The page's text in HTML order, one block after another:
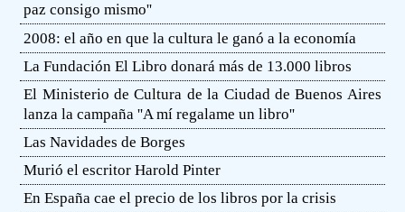
paz consigo mismo''
2008: el año en que la cultura le ganó a la economía
La Fundación El Libro donará más de 13.000 libros
El Ministerio de Cultura de la Ciudad de Buenos Aires
lanza la campaña ''A mí regalame un libro''
Las Navidades de Borges
Murió el escritor Harold Pinter
En España cae el precio de los libros por la crisis